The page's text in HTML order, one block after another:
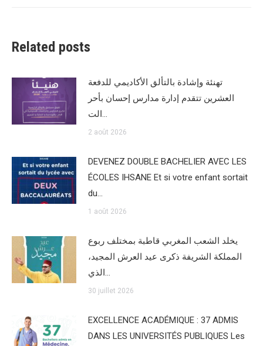
Related posts
تهنئة وإشادة بالتألق الأكاديمي للدفعة
العشرين تتقدم إدارة مدارس إحسان بأحر
الت…
2 août 2026
DEVENEZ DOUBLE BACHELIER AVEC LES
ÉCOLES IHSANE Et si votre enfant sortait
du…
1 août 2026
يخلد الشعب المغربي قاطبة بمختلف ربوع
المملكة الشريفة ذكرى عيد العرش المجيد،
الذي…
30 juillet 2026
EXCELLENCE ACADÉMIQUE : 37 ADMIS
DANS LES UNIVERSITÉS PUBLIQUES Les